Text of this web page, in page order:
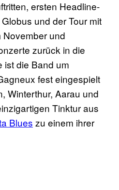
ersten Headline-
und der Tour mit
November und
zurück in die
ist die Band um
fest eingespielt
Winterthur, Aarau und
Tinktur aus
Blues zu einem ihrer